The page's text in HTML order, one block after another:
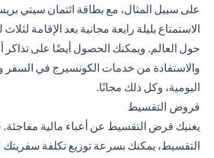
على سبيل المثال، مع بطاقة ائتمان سيتي
الاستمتاع بليلة رابعة مجانية بعد الإقامة
حول العالم. ويمكنك الحصول أيضًا على تذاكر
والاستفادة من خدمات الكونسيرج في السفر
اليومية، وكل ذلك مجانًا.
قروض التقسيط
يغنيك قرض التقسيط عن أعباء مالية
التقسيط، يمكنك بسرعة توزيع تكلفة